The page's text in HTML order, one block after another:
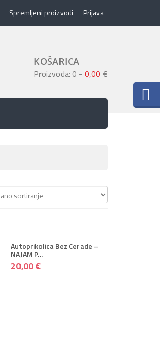
Spremljeni proizvodi Prijava
KOŠARICA
Proizvoda: 0 - 0,00 €
Autoprikolica Bez Cerade –
NAJAM P...
20,00 €
+ DODAJ U KOŠARICU